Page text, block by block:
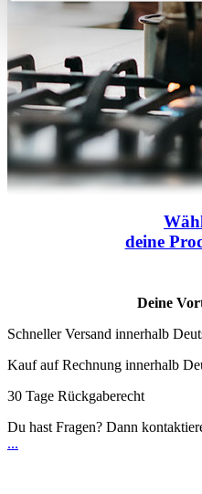
deine
Deine
Schneller Versand innerhalb
Kauf auf Rechnung innerhalb
30 Tage Rückgaberecht
Du hast Fragen? Dann
...